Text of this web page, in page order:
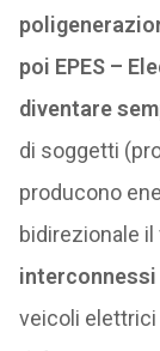
poi EPES –
diventare
di soggetti
producono
bidirezionale
interconnessi
veicoli